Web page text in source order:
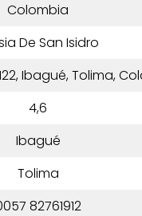
Colombia
De San Isidro
Ibagué, Tolima,
4,6
Ibagué
Tolima
82761912